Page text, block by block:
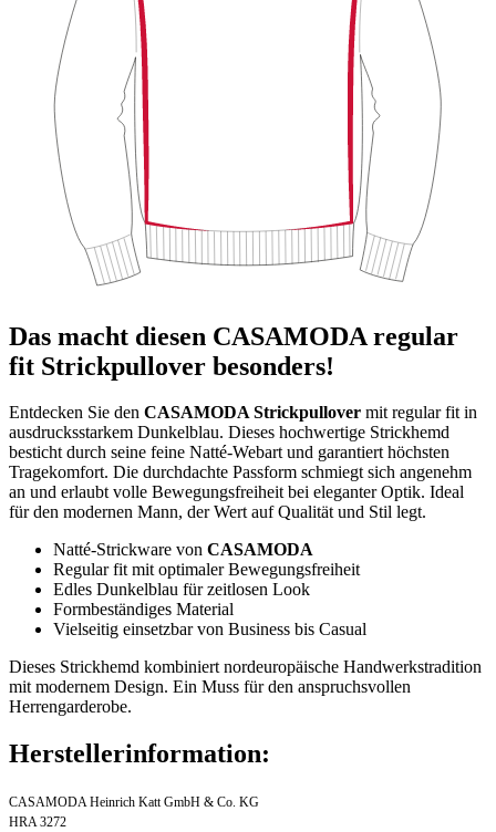
Das macht diesen CASAMODA regular
fit Strickpullover besonders!
Entdecken Sie den CASAMODA Strickpullover mit regular fit in
ausdrucksstarkem Dunkelblau. Dieses hochwertige Strickhemd
besticht durch seine feine Natté-Webart und garantiert höchsten
Tragekomfort. Die durchdachte Passform schmiegt sich angenehm
an und erlaubt volle Bewegungsfreiheit bei eleganter Optik. Ideal
für den modernen Mann, der Wert auf Qualität und Stil legt.
Natté-Strickware von CASAMODA
Regular fit mit optimaler Bewegungsfreiheit
Edles Dunkelblau für zeitlosen Look
Formbeständiges Material
Vielseitig einsetzbar von Business bis Casual
Dieses Strickhemd kombiniert nordeuropäische Handwerkstradition
mit modernem Design. Ein Muss für den anspruchsvollen
Herrengarderobe.
Herstellerinformation:
CASAMODA Heinrich Katt GmbH & Co. KG
HRA 3272